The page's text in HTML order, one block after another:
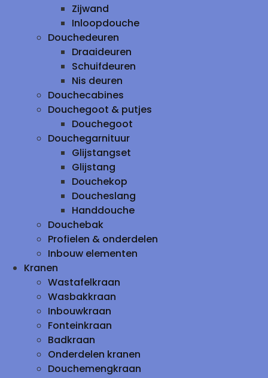
Zijwand
Inloopdouche
Douchedeuren
Draaideuren
Schuifdeuren
Nis deuren
Douchecabines
Douchegoot & putjes
Douchegoot
Douchegarnituur
Glijstangset
Glijstang
Douchekop
Doucheslang
Handdouche
Douchebak
Profielen & onderdelen
Inbouw elementen
Kranen
Wastafelkraan
Wasbakkraan
Inbouwkraan
Fonteinkraan
Badkraan
Onderdelen kranen
Douchemengkraan